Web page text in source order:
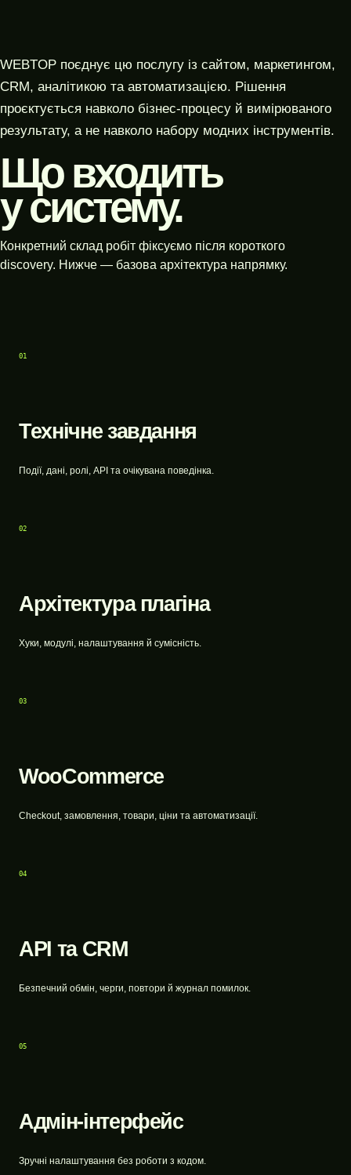
WEBTOP поєднує цю послугу із сайтом, маркетингом,
CRM, аналітикою та автоматизацією. Рішення
проєктується навколо бізнес-процесу й вимірюваного
результату, а не навколо набору модних інструментів.
Що входить
у систему.
Конкретний склад робіт фіксуємо після короткого
discovery. Нижче — базова архітектура напрямку.
01
Технічне завдання
Події, дані, ролі, API та очікувана поведінка.
02
Архітектура плагіна
Хуки, модулі, налаштування й сумісність.
03
WooCommerce
Checkout, замовлення, товари, ціни та автоматизації.
04
API та CRM
Безпечний обмін, черги, повтори й журнал помилок.
05
Адмін-інтерфейс
Зручні налаштування без роботи з кодом.